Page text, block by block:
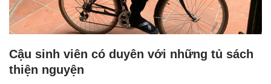
Cậu sinh viên có duyên với những tủ sách
thiện nguyện